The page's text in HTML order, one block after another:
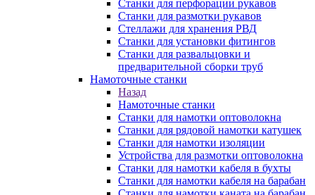
Станки для перфорации рукавов
Станки для размотки рукавов
Стеллажи для хранения РВД
Станки для установки фитингов
Станки для развальцовки и
предварительной сборки труб
Намоточные станки
Назад
Намоточные станки
Станки для намотки оптоволокна
Станки для рядовой намотки катушек
Станки для намотки изоляции
Устройства для размотки оптоволокна
Станки для намотки кабеля в бухты
Станки для намотки кабеля на барабан